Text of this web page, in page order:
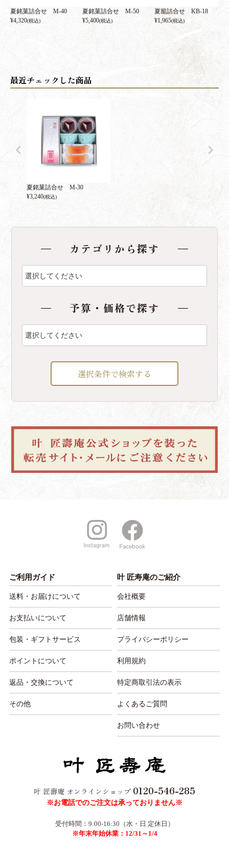
夏銘菓詰合せ M-40
¥4,320(税込)
夏銘菓詰合せ M-50
¥5,400(税込)
夏籠詰合せ KB-18
¥1,965(税込)
夏銘菓詰合せ M-30
¥3,240(税込)
カテゴリから探す
予算・価格で探す
選択条件で検索する
ご利用ガイド
送料・お届けについて
お支払いについて
包装・ギフトサービス
ポイントについて
返品・交換について
その他
叶 匠寿庵のご紹介
会社概要
店舗情報
プライバシーポリシー
利用規約
特定商取引法の表示
よくあるご質問
お問い合わせ
叶 匠壽庵 オンラインショップ 0120-546-285
※お電話でのご注文は承っておりません※
受付時間：9:00-16:30（水・日 定休日）
※年末年始休業：12/31～1/4